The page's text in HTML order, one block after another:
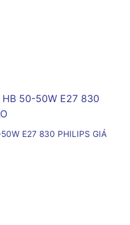
E27 830 PHILIPS GIÁ